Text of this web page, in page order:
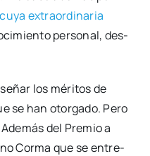
cuya extra­or­di­na­ria
per­so­nal, des­
los méri­tos de
se han otor­ga­do. Pero
del Pre­mio a
Cor­ma que se entre­